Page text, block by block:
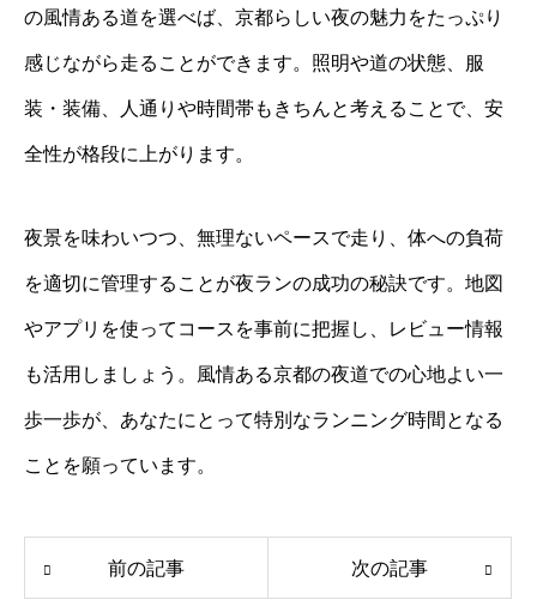
の風情ある道を選べば、京都らしい夜の魅力をたっぷり
感じながら走ることができます。照明や道の状態、服
装・装備、人通りや時間帯もきちんと考えることで、安
全性が格段に上がります。
夜景を味わいつつ、無理ないペースで走り、体への負荷
を適切に管理することが夜ランの成功の秘訣です。地図
やアプリを使ってコースを事前に把握し、レビュー情報
も活用しましょう。風情ある京都の夜道での心地よい一
歩一歩が、あなたにとって特別なランニング時間となる
ことを願っています。
前の記事 次の記事